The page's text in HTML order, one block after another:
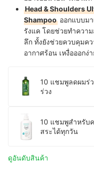
Head & Shoulders
Shampoo ออกแบบม
รังแค โดยช่วยทำควา
ลึก ทั้งยังช่วยควบคุมค
อากาศร้อน เหงื่อออกง่
10 แชมพูลดผมร่
ร่วง
10 แชมพูสำหรับ
สระได้ทุกวัน
ดูอันดับสินค้า